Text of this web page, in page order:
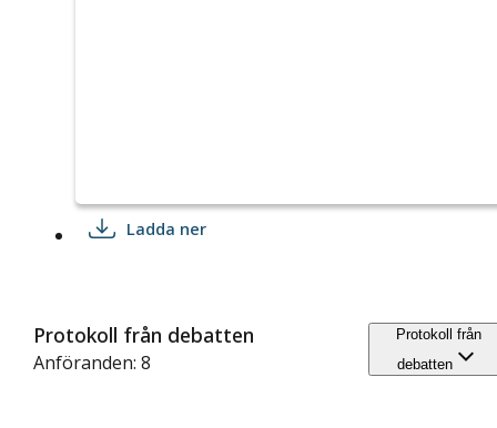
Ladda ner
Protokoll från debatten
Anföranden: 8
Protokoll från
debatten